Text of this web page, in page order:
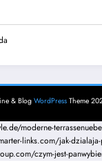
& Blog WordPress Theme
moderne-
links.com/jak-
czym-jest-